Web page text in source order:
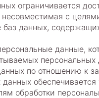
ограничивается
с
данных,
данные,
персональных
по отношению к
обработки